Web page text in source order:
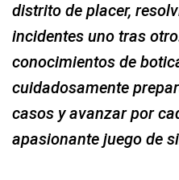
distrito de placer,
incidentes uno tras
conocimientos de
cuidadosamente
casos y avanzar por
apasionante juego de